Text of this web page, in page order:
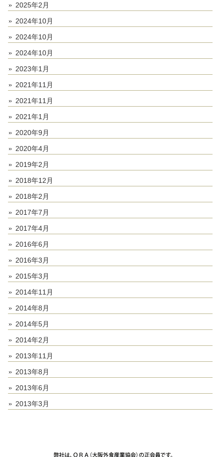
2025年2月
2024年10月
2024年10月
2024年10月
2023年1月
2021年11月
2021年11月
2021年1月
2020年9月
2020年4月
2019年2月
2018年12月
2018年2月
2017年7月
2017年4月
2016年6月
2016年3月
2015年3月
2014年11月
2014年8月
2014年5月
2014年2月
2013年11月
2013年8月
2013年6月
2013年3月